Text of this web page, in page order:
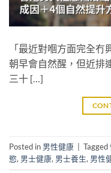
「最近對嗰方面完全
朝早會自然醒，但近排
三十 […]
Posted in 男性健康 Tagged
慾, 男士健康, 男士養生, 男性